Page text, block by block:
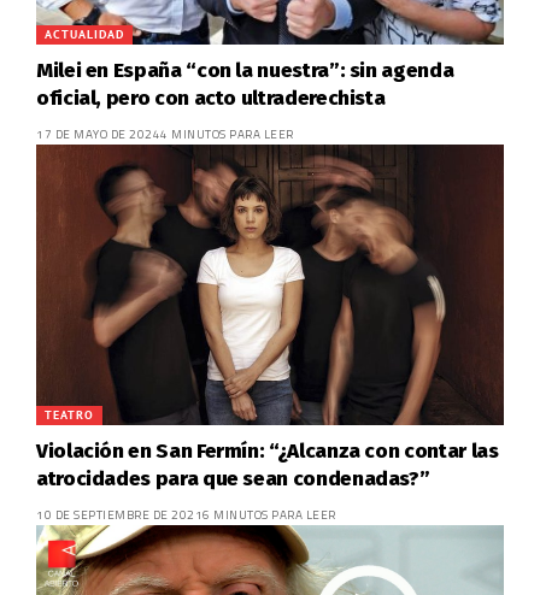
ACTUALIDAD
Milei en España “con la nuestra”: sin agenda
oficial, pero con acto ultraderechista
17 DE MAYO DE 20244 MINUTOS PARA LEER
TEATRO
Violación en San Fermín: “¿Alcanza con contar las
atrocidades para que sean condenadas?”
10 DE SEPTIEMBRE DE 20216 MINUTOS PARA LEER